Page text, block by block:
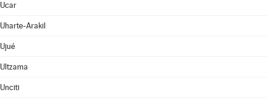
Ucar
Uharte-Arakil
Ujué
Ultzama
Unciti